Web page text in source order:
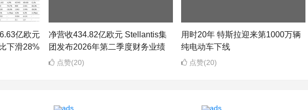
亿欧元
下滑28%
净营收434.82亿欧元 Stellantis集
团发布2026年第二季度财务业绩
点赞(20)
用时20年 特斯拉迎来第1000万辆
纯电动车下线
点赞(20)